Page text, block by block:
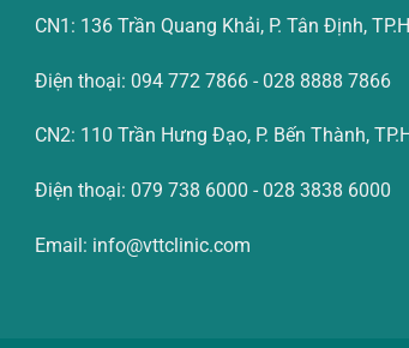
CN1: 136 Trần Quang Khải, P. Tân Định,
Điện thoại: 094 772 7866 - 028 8888 7866
CN2: 110 Trần Hưng Đạo, P. Bến Thành,
Điện thoại: 079 738 6000 - 028 3838 6000
Email: info@vttclinic.com